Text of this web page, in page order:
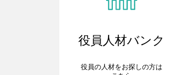
役員人材バンク
役員の人材をお探しの方は